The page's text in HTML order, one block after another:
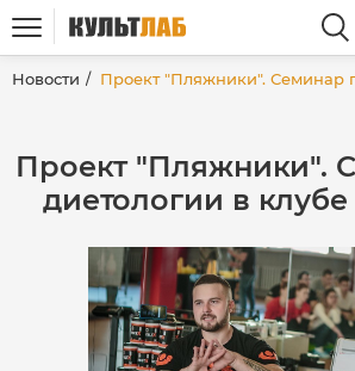
Новости Проект "Пляжники". Семинар по
Проект "Пляжники".
диетологии в